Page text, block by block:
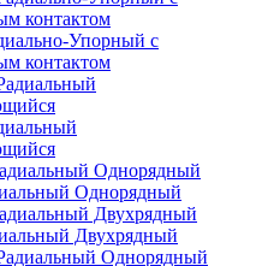
Упорный с
контактом
Однорядный
Двухрядный